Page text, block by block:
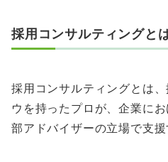
採用コンサルティングと
採用コンサルティングとは
ウを持ったプロが、企業に
部アドバイザーの立場で支援